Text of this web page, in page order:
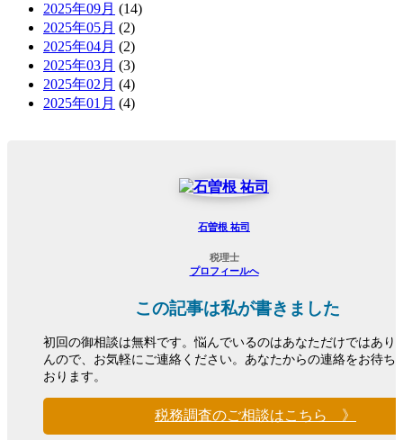
2025年09月 (14)
2025年05月 (2)
2025年04月 (2)
2025年03月 (3)
2025年02月 (4)
2025年01月 (4)
石曽根 祐司
税理士
プロフィールへ
この記事は私が書きました
初回の御相談は無料です。悩んでいるのはあなただけではあり
んので、お気軽にご連絡ください。あなたからの連絡をお待ち
おります。
税務調査のご相談はこちら 》